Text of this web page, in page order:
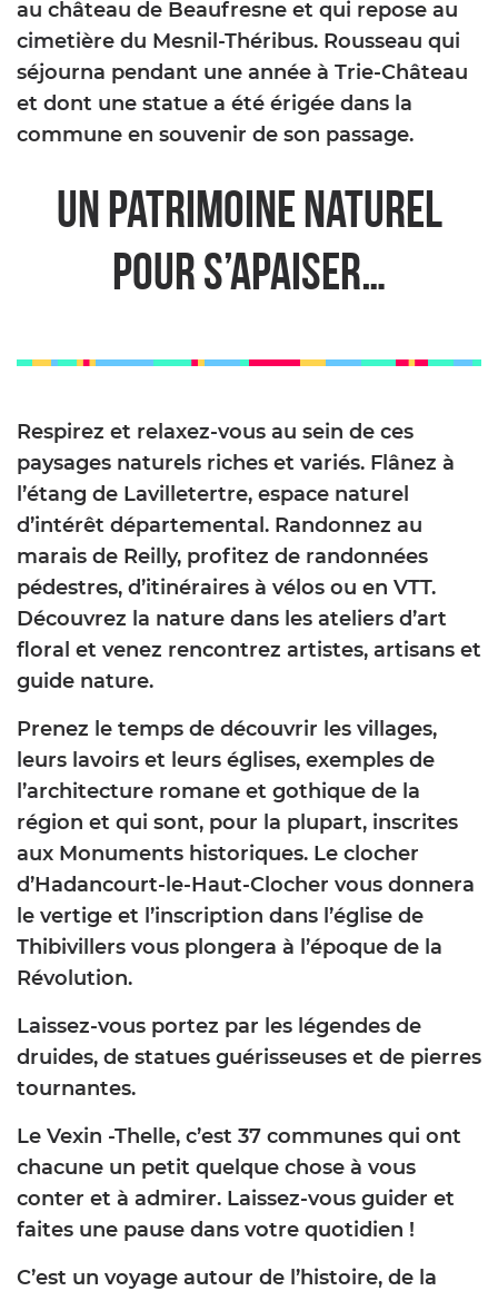
au château de Beaufresne et qui repose au
cimetière du Mesnil-Théribus. Rousseau qui
séjourna pendant une année à Trie-Château
et dont une statue a été érigée dans la
commune en souvenir de son passage.
Un patrimoine naturel
pour s’apaiser…
Respirez et relaxez-vous au sein de ces
paysages naturels riches et variés. Flânez à
l’étang de Lavilletertre, espace naturel
d’intérêt départemental. Randonnez au
marais de Reilly, profitez de randonnées
pédestres, d’itinéraires à vélos ou en VTT.
Découvrez la nature dans les ateliers d’art
floral et venez rencontrez artistes, artisans et
guide nature.
Prenez le temps de découvrir les villages,
leurs lavoirs et leurs églises, exemples de
l’architecture romane et gothique de la
région et qui sont, pour la plupart, inscrites
aux Monuments historiques. Le clocher
d’Hadancourt-le-Haut-Clocher vous donnera
le vertige et l’inscription dans l’église de
Thibivillers vous plongera à l’époque de la
Révolution.
Laissez-vous portez par les légendes de
druides, de statues guérisseuses et de pierres
tournantes.
Le Vexin -Thelle, c’est 37 communes qui ont
chacune un petit quelque chose à vous
conter et à admirer. Laissez-vous guider et
faites une pause dans votre quotidien !
C’est un voyage autour de l’histoire, de la